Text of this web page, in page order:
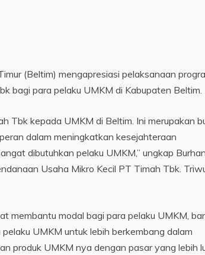
(Beltim) mengapresiasi pelaksanaan
bagi para pelaku UMKM di Kabupaten Beltim.
Tbk kepada UMKM di Beltim. Ini merupakan
dalam meningkatkan kesejahteraan
dibutuhkan pelaku UMKM,” ungkap
Usaha Mikro Kecil PT Timah Tbk.
membantu modal bagi para pelaku UMKM,
UMKM untuk lebih berkembang dalam
produk UMKM nya dengan pasar yang lebih